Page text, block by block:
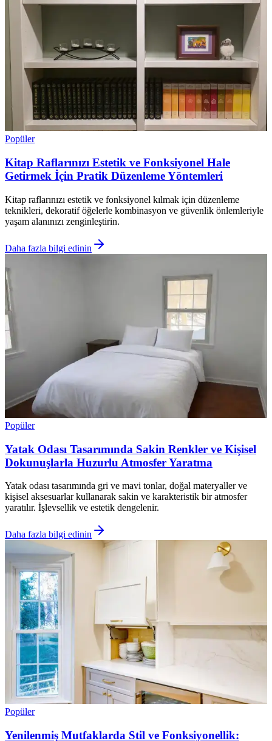
Popüler
Kitap Raflarınızı Estetik ve Fonksiyonel Hale
Getirmek İçin Pratik Düzenleme Yöntemleri
Kitap raflarınızı estetik ve fonksiyonel kılmak için düzenleme
teknikleri, dekoratif öğelerle kombinasyon ve güvenlik önlemleriyle
yaşam alanınızı zenginleştirin.
Daha fazla bilgi edinin
Popüler
Yatak Odası Tasarımında Sakin Renkler ve Kişisel
Dokunuşlarla Huzurlu Atmosfer Yaratma
Yatak odası tasarımında gri ve mavi tonlar, doğal materyaller ve
kişisel aksesuarlar kullanarak sakin ve karakteristik bir atmosfer
yaratılır. İşlevsellik ve estetik dengelenir.
Daha fazla bilgi edinin
Popüler
Yenilenmiş Mutfaklarda Stil ve Fonksiyonellik: